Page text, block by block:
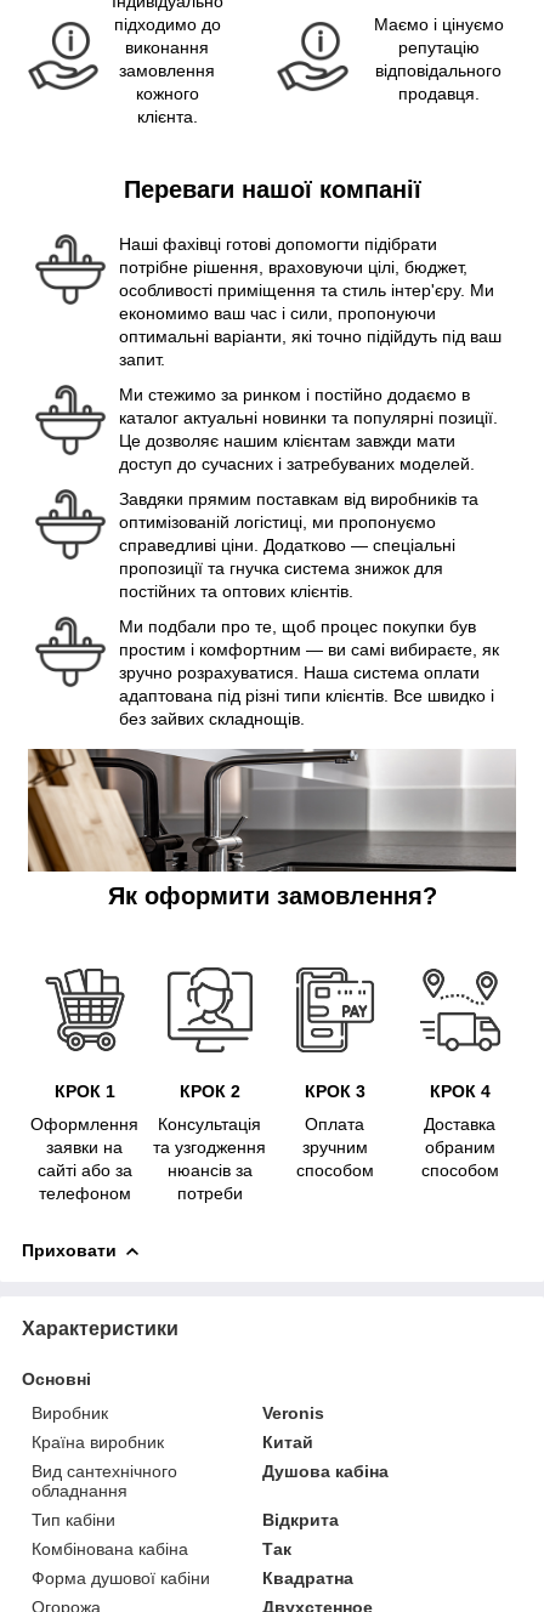
підходимо до
виконання
замовлення
кожного
клієнта.
Маємо і цінуємо
репутацію
відповідального
продавця.
Переваги нашої компанії
Наші фахівці готові допомогти підібрати
потрібне рішення, враховуючи цілі, бюджет,
особливості приміщення та стиль інтер'єру. Ми
економимо ваш час і сили, пропонуючи
оптимальні варіанти, які точно підійдуть під ваш
запит.
Ми стежимо за ринком і постійно додаємо в
каталог актуальні новинки та популярні позиції.
Це дозволяє нашим клієнтам завжди мати
доступ до сучасних і затребуваних моделей.
Завдяки прямим поставкам від виробників та
оптимізованій логістиці, ми пропонуємо
справедливі ціни. Додатково — спеціальні
пропозиції та гнучка система знижок для
постійних та оптових клієнтів.
Ми подбали про те, щоб процес покупки був
простим і комфортним — ви самі вибираєте, як
зручно розрахуватися. Наша система оплати
адаптована під різні типи клієнтів. Все швидко і
без зайвих складнощів.
Як оформити замовлення?
КРОК 1
Оформлення
заявки на
сайті або за
телефоном
КРОК 2
Консультація
та узгодження
нюансів за
потреби
КРОК 3
Оплата
зручним
способом
КРОК 4
Доставка
обраним
способом
Приховати
Характеристики
Основні
Виробник
Veronis
Країна виробник
Китай
Вид сантехнічного
обладнання
Душова кабіна
Тип кабіни
Відкрита
Комбінована кабіна
Так
Форма душової кабіни
Квадратна
Огорожа
Двухстенное